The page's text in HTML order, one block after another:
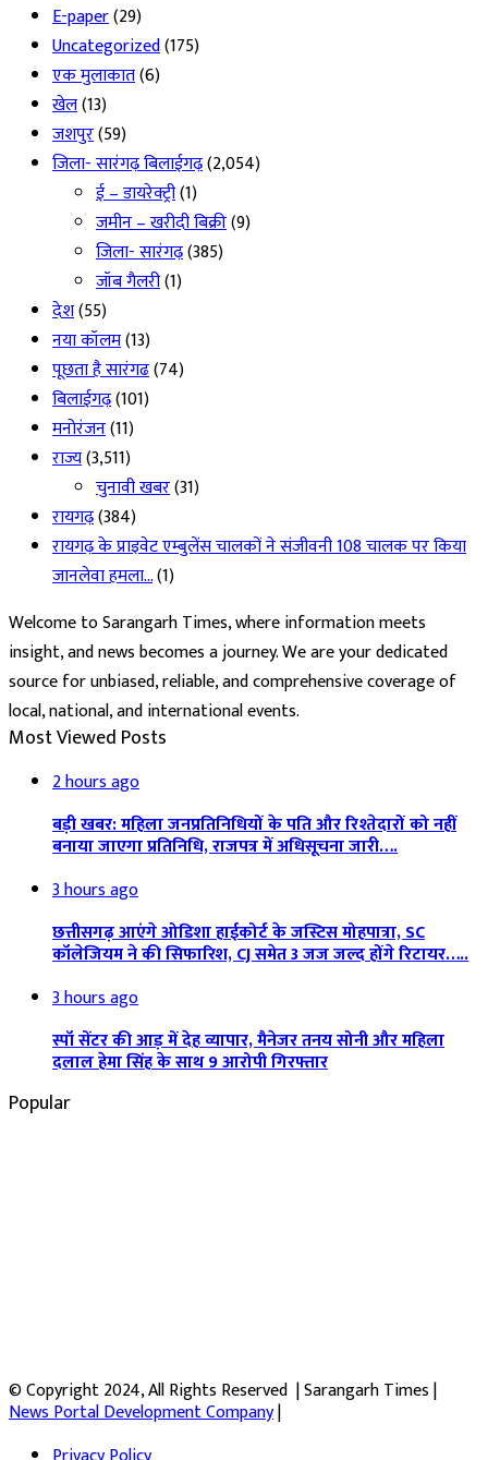
E-paper(29)
Uncategorized(175)
एक मुलाकात(6)
खेल(13)
जशपुर(59)
जिला- सारंगढ़ बिलाईगढ़(2,054)
ई – डायरेक्ट्री(1)
जमीन – खरीदी बिक्री(9)
जिला- सारंगढ़(385)
जॉब गैलरी(1)
देश(55)
नया कॉलम(13)
पूछता है सारंगढ(74)
बिलाईगढ़(101)
मनोरंजन(11)
राज्य(3,511)
चुनावी खबर(31)
रायगढ़(384)
रायगढ़ के प्राइवेट एम्बुलेंस चालकों ने संजीवनी 108 चालक पर किया
जानलेवा हमला…(1)
Welcome to Sarangarh Times, where information meets
insight, and news becomes a journey. We are your dedicated
source for unbiased, reliable, and comprehensive coverage of
local, national, and international events.
Most Viewed Posts
2 hours ago
बड़ी खबर: महिला जनप्रतिनिधियों के पति और रिश्तेदारों को नहीं
बनाया जाएगा प्रतिनिधि, राजपत्र में अधिसूचना जारी….
3 hours ago
छत्तीसगढ़ आएंगे ओडिशा हाईकोर्ट के जस्टिस मोहपात्रा, SC
कॉलेजियम ने की सिफारिश, CJ समेत 3 जज जल्द होंगे रिटायर…..
3 hours ago
स्पॉ सेंटर की आड़ में देह व्यापार, मैनेजर तनय सोनी और महिला
दलाल हेमा सिंह के साथ 9 आरोपी गिरफ्तार
Popular
© Copyright 2024, All Rights Reserved | Sarangarh Times |
News Portal Development Company|